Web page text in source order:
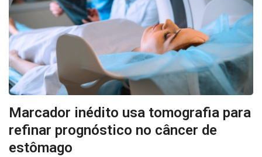
Marcador inédito usa tomografia para
refinar prognóstico no câncer de
estômago